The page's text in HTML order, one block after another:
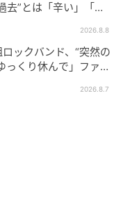
去”とは「辛い」「苦
2026.8.8
ロックバンド、“突然の
くり休んで」ファン
2026.8.7